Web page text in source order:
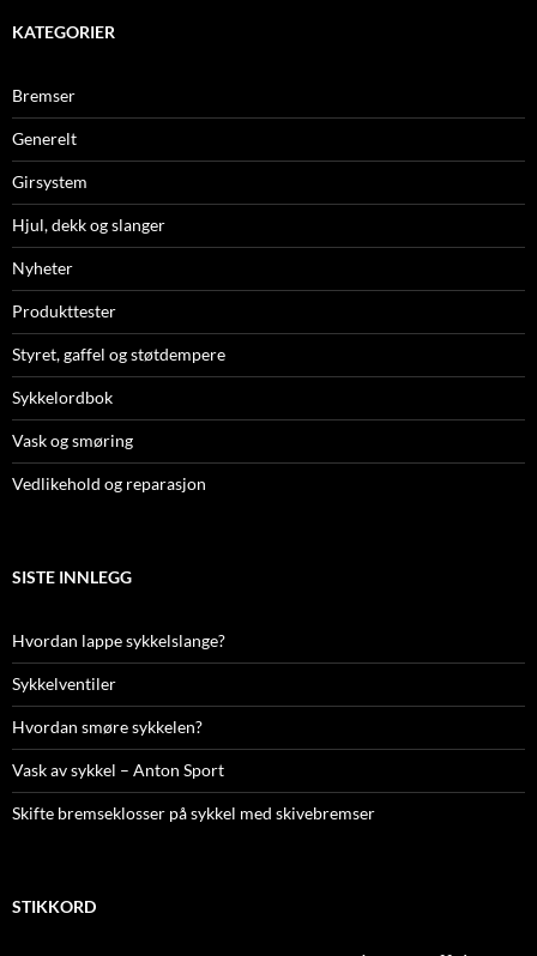
KATEGORIER
Bremser
Generelt
Girsystem
Hjul, dekk og slanger
Nyheter
Produkttester
Styret, gaffel og støtdempere
Sykkelordbok
Vask og smøring
Vedlikehold og reparasjon
SISTE INNLEGG
Hvordan lappe sykkelslange?
Sykkelventiler
Hvordan smøre sykkelen?
Vask av sykkel – Anton Sport
Skifte bremseklosser på sykkel med skivebremser
STIKKORD